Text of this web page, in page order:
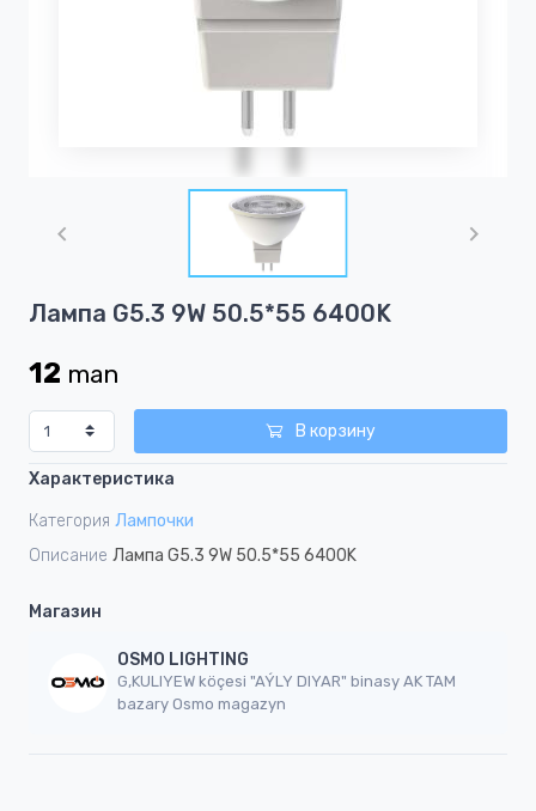
1
1
Лампа G5.3 9W 50.5*55 6400K
12 man
В корзину
Характеристика
Категория Лампочки
Описание Лампа G5.3 9W 50.5*55 6400K
Магазин
OSMO LIGHTING
G,KULIYEW köçesi "AÝLY DIYAR" binasy AK TAM
bazary Osmo magazyn